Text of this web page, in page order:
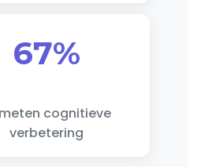
67%
cognitieve
verbetering